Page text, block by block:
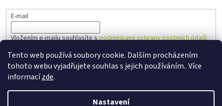
Tento web používá soubory cookie. Dalším procházením
tohoto webu vyjadřujete souhlas s jejich používáním.. Více
informacízde.
Nastavení
E-mail
Vložením e-mailu souhlasíte spodmínkami ochrany osobních údajů
PŘIHLÁSIT SE